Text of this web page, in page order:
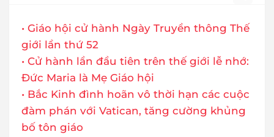
• Giáo hội cử hành Ngày Truyền thông Thế
giới lần thứ 52
• Cử hành lần đầu tiên trên thế giới lễ nhớ:
Đức Maria là Mẹ Giáo hội
• Bắc Kinh đình hoãn vô thời hạn các cuộc
đàm phán với Vatican, tăng cường khủng
bố tôn giáo